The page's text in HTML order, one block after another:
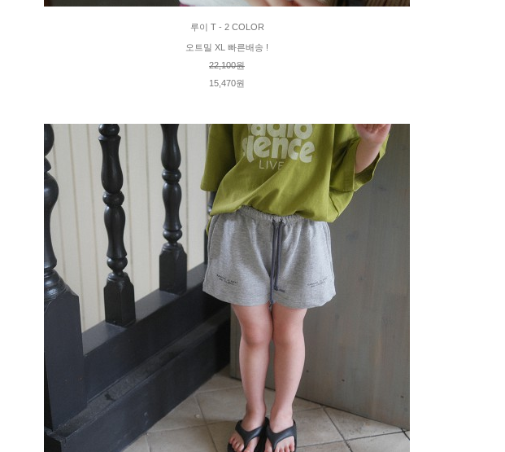
루이 T - 2 COLOR
오트밀 XL 빠른배송 !
22,100원
15,470원